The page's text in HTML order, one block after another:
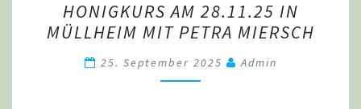
AM
28.11.25
IN
MÜLLHEIM
HONIGKURS AM 28.11.25 IN
MÜLLHEIM MIT PETRA MIERSCH
25. September 2025 Admin